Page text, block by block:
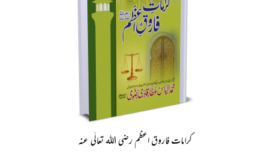
کرامات فاروق اعظم رضی اللہ تعالٰی عنہ